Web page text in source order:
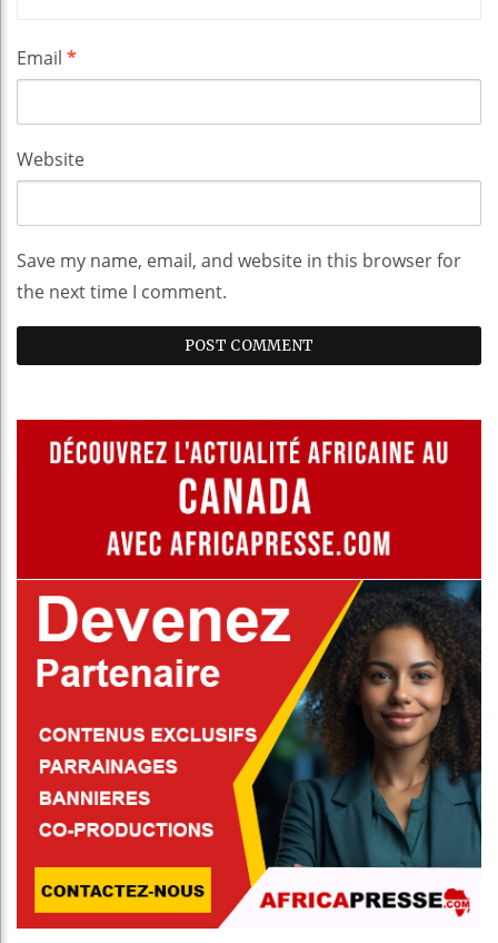
Email *
Website
Save my name, email, and website in this browser for
the next time I comment.